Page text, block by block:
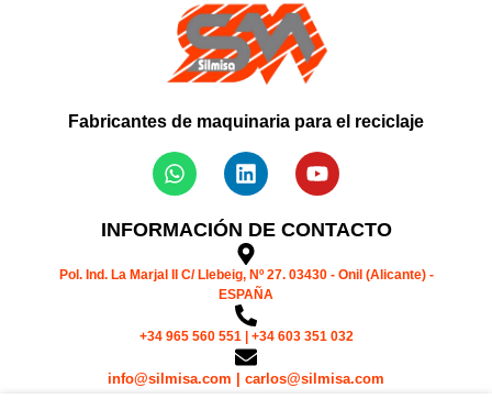
Fabricantes de maquinaria para el reciclaje
INFORMACIÓN DE CONTACTO
Pol. Ind. La Marjal II C/ Llebeig, Nº 27. 03430 - Onil (Alicante) -
ESPAÑA
+34 965 560 551 | +34 603 351 032
info@silmisa.com | carlos@silmisa.com